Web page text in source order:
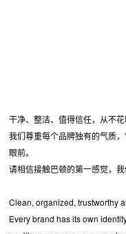
干净、整洁、值得信任，从不花
我们尊重每个品牌独有的气质
眼前。
请相信接触巴顿的第一感觉，我
Clean, organized, trustworthy
Every brand has its own